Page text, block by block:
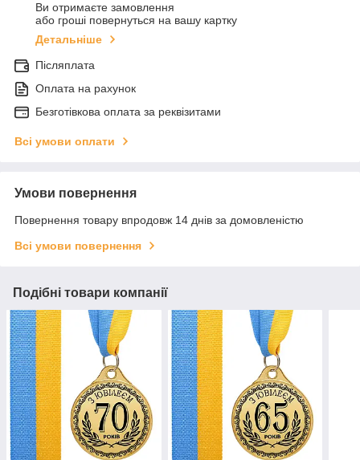
Ви отримаєте замовлення
або гроші повернуться на вашу картку
Детальніше
Післяплата
Оплата на рахунок
Безготівкова оплата за реквізитами
Всі умови оплати
Умови повернення
Повернення товару впродовж 14 днів за домовленістю
Всі умови повернення
Подібні товари компанії